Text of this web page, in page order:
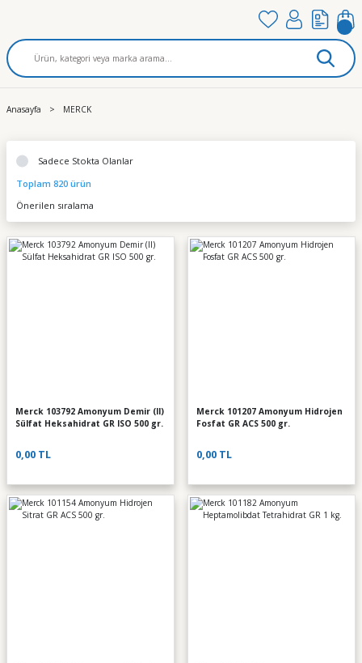
Anasayfa MERCK
Sadece Stokta Olanlar
Toplam 820 ürün
Merck 103792 Amonyum Demir (II)
Sülfat Heksahidrat GR ISO 500 gr.
0,00 TL
Merck 101207 Amonyum Hidrojen
Fosfat GR ACS 500 gr.
0,00 TL